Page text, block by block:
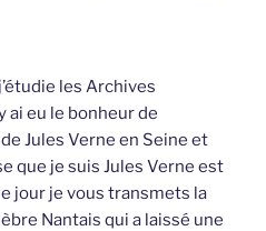
les Archives
ai eu le bonheur de
Jules Verne en Seine et
que je suis Jules Verne est
jour je vous transmets la
Nantais qui a laissé une